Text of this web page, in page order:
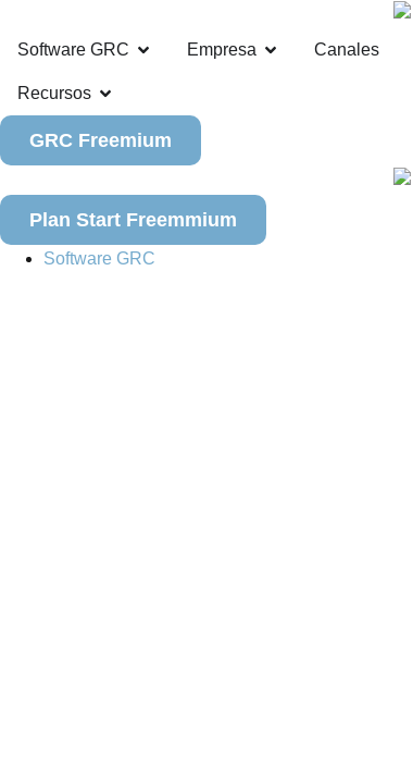
Software GRC Empresa Canales
Recursos
GRC Freemium
Plan Start Freemmium
Software GRC